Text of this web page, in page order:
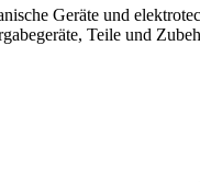
Geräte und
Teile und